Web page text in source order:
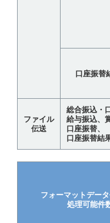
口座振替
ファイル
伝送
総合振込・
給与振込、
口座振替、
口座振替結
フォーマットデー
処理可能件